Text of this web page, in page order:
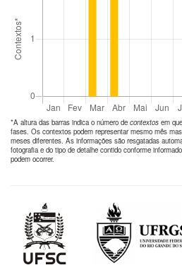
*A altura das barras indica o número de contextos em
fases. Os contextos podem representar mesmo mês
meses diferentes. As informações são resgatadas
fotografia e do tipo de detalhe contido conforme
podem ocorrer.